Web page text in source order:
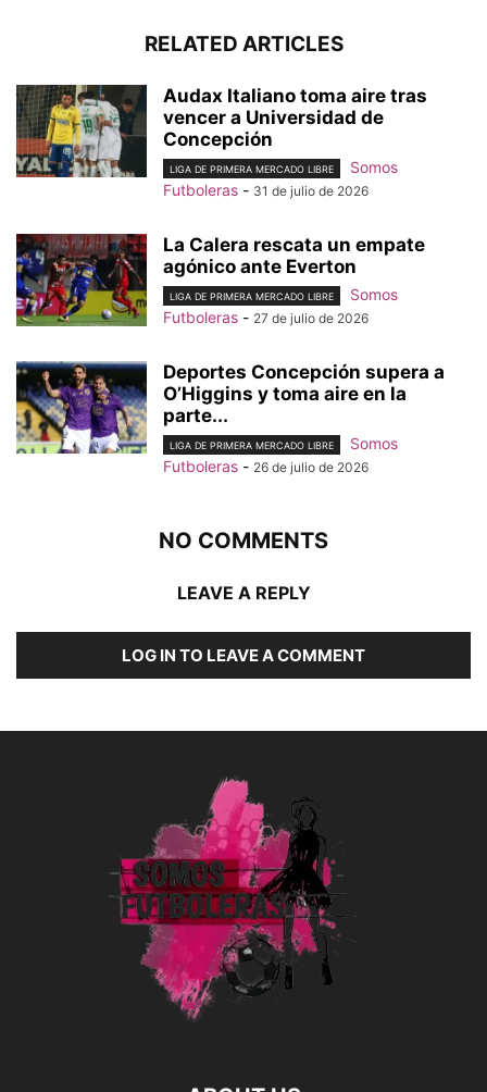
RELATED ARTICLES
Audax Italiano toma aire tras
vencer a Universidad de
Concepción
LIGA DE PRIMERA MERCADO LIBRE
Somos
Futboleras - 31 de julio de 2026
La Calera rescata un empate
agónico ante Everton
LIGA DE PRIMERA MERCADO LIBRE
Somos
Futboleras - 27 de julio de 2026
Deportes Concepción supera a
O’Higgins y toma aire en la
parte...
LIGA DE PRIMERA MERCADO LIBRE
Somos
Futboleras - 26 de julio de 2026
NO COMMENTS
LEAVE A REPLY
LOG IN TO LEAVE A COMMENT